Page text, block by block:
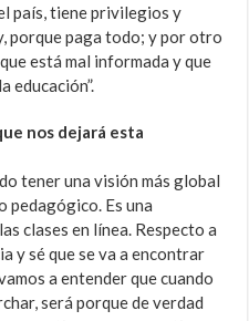
país, tiene privilegios y
porque paga todo; y por otro
está mal informada y que
educación”.
nos dejará esta
tener una visión más global
pedagógico. Es una
clases en línea. Respecto a
y sé que se va a encontrar
a entender que cuando
será porque de verdad